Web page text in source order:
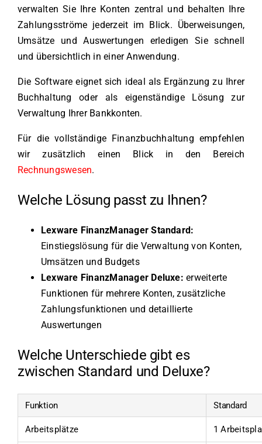
verwalten Sie Ihre Konten zentral und behalten Ihre
Zahlungsströme jederzeit im Blick. Überweisungen,
Umsätze und Auswertungen erledigen Sie schnell
und übersichtlich in einer Anwendung.
Die Software eignet sich ideal als Ergänzung zu Ihrer
Buchhaltung oder als eigenständige Lösung zur
Verwaltung Ihrer Bankkonten.
Für die vollständige Finanzbuchhaltung empfehlen
wir zusätzlich einen Blick in den Bereich
Rechnungswesen.
Welche Lösung passt zu Ihnen?
Lexware FinanzManager Standard:
Einstiegslösung für die Verwaltung von Konten,
Umsätzen und Budgets
Lexware FinanzManager Deluxe: erweiterte
Funktionen für mehrere Konten, zusätzliche
Zahlungsfunktionen und detaillierte
Auswertungen
Welche Unterschiede gibt es
zwischen Standard und Deluxe?
Funktion Standard
Arbeitsplätze 1